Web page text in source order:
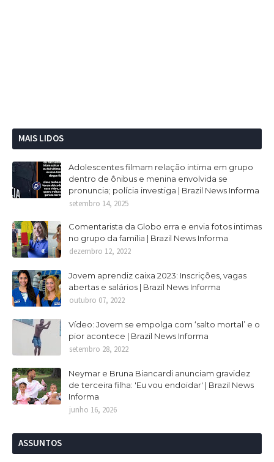
MAIS LIDOS
Adolescentes filmam relação intima em grupo
dentro de ônibus e menina envolvida se
pronuncia; polícia investiga | Brazil News Informa
setembro 14, 2025
Comentarista da Globo erra e envia fotos intimas
no grupo da família | Brazil News Informa
dezembro 12, 2022
Jovem aprendiz caixa 2023: Inscrições, vagas
abertas e salários | Brazil News Informa
outubro 07, 2022
Vídeo: Jovem se empolga com ‘salto mortal’ e o
pior acontece | Brazil News Informa
setembro 28, 2022
Neymar e Bruna Biancardi anunciam gravidez
de terceira filha: 'Eu vou endoidar' | Brazil News
Informa
junho 16, 2026
ASSUNTOS